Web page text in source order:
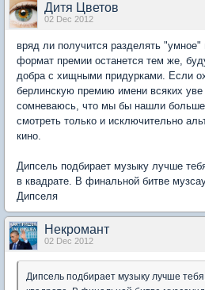
Дитя Цветов
02 Dec 2012
вряд ли получится разделять
формат премии останется тем же,
добра с хищными придурками. Если
берлинскую премию имени всяких
сомневаюсь, что мы бы нашли больше
смотреть только и исключительно
кино.
Дипсель подбирает музыку лучше
в квадрате. В финальной битве
Дипселя
Некромант
02 Dec 2012
Дипсель подбирает музыку лучше